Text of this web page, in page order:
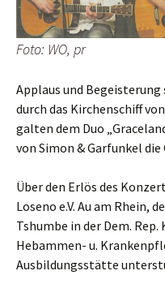
Foto: WO, pr
Applaus und
durch das Kirchenschiff
galten dem Duo
von Simon & Garfunkel
Über den Erlös des
Loseno e.V. Au am Rhein,
Tshumbe in der Dem.
Hebammen- u.
Ausbildungsstätte